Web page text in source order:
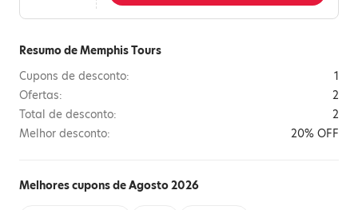
Resumo de Memphis Tours
Cupons de desconto:
1
Ofertas:
2
Total de desconto:
2
Melhor desconto:
20% OFF
Melhores cupons de Agosto 2026